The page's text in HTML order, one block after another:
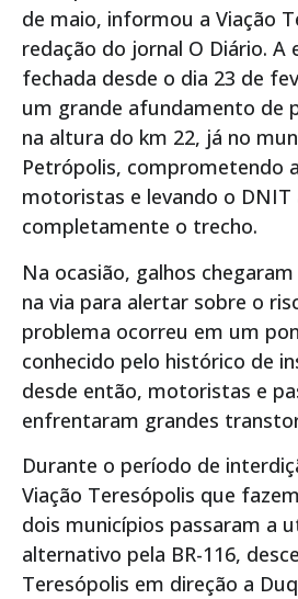
de maio, informou a Viação
redação do jornal O Diário. A
fechada desde o dia 23 de
um grande afundamento de
na altura do km 22, já no
Petrópolis, comprometendo
motoristas e levando o
completamente o trecho.
Na ocasião, galhos
na via para alertar sobre o
problema ocorreu em um
conhecido pelo histórico de
desde então, motoristas e
enfrentaram grandes
Durante o período de
Viação Teresópolis que
dois municípios passaram a
alternativo pela BR-116,
Teresópolis em direção a